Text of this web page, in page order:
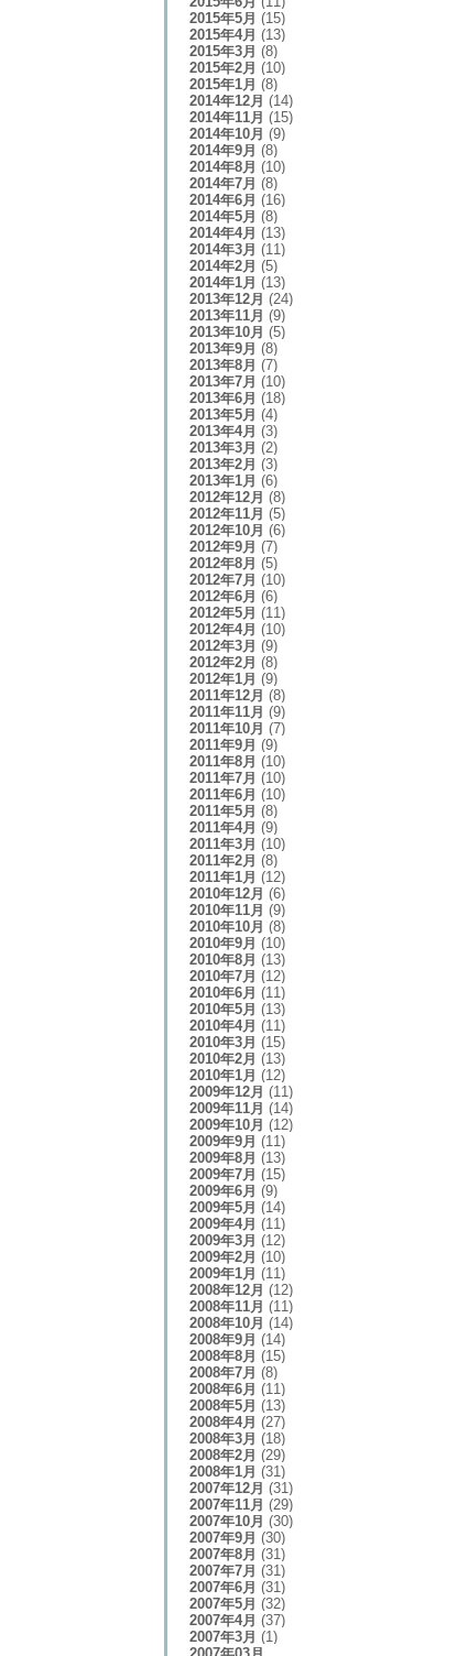
2015年5月 (15)
2015年4月 (13)
2015年3月 (8)
2015年2月 (10)
2015年1月 (8)
2014年12月 (14)
2014年11月 (15)
2014年10月 (9)
2014年9月 (8)
2014年8月 (10)
2014年7月 (8)
2014年6月 (16)
2014年5月 (8)
2014年4月 (13)
2014年3月 (11)
2014年2月 (5)
2014年1月 (13)
2013年12月 (24)
2013年11月 (9)
2013年10月 (5)
2013年9月 (8)
2013年8月 (7)
2013年7月 (10)
2013年6月 (18)
2013年5月 (4)
2013年4月 (3)
2013年3月 (2)
2013年2月 (3)
2013年1月 (6)
2012年12月 (8)
2012年11月 (5)
2012年10月 (6)
2012年9月 (7)
2012年8月 (5)
2012年7月 (10)
2012年6月 (6)
2012年5月 (11)
2012年4月 (10)
2012年3月 (9)
2012年2月 (8)
2012年1月 (9)
2011年12月 (8)
2011年11月 (9)
2011年10月 (7)
2011年9月 (9)
2011年8月 (10)
2011年7月 (10)
2011年6月 (10)
2011年5月 (8)
2011年4月 (9)
2011年3月 (10)
2011年2月 (8)
2011年1月 (12)
2010年12月 (6)
2010年11月 (9)
2010年10月 (8)
2010年9月 (10)
2010年8月 (13)
2010年7月 (12)
2010年6月 (11)
2010年5月 (13)
2010年4月 (11)
2010年3月 (15)
2010年2月 (13)
2010年1月 (12)
2009年12月 (11)
2009年11月 (14)
2009年10月 (12)
2009年9月 (11)
2009年8月 (13)
2009年7月 (15)
2009年6月 (9)
2009年5月 (14)
2009年4月 (11)
2009年3月 (12)
2009年2月 (10)
2009年1月 (11)
2008年12月 (12)
2008年11月 (11)
2008年10月 (14)
2008年9月 (14)
2008年8月 (15)
2008年7月 (8)
2008年6月 (11)
2008年5月 (13)
2008年4月 (27)
2008年3月 (18)
2008年2月 (29)
2008年1月 (31)
2007年12月 (31)
2007年11月 (29)
2007年10月 (30)
2007年9月 (30)
2007年8月 (31)
2007年7月 (31)
2007年6月 (31)
2007年5月 (32)
2007年4月 (37)
2007年3月 (1)